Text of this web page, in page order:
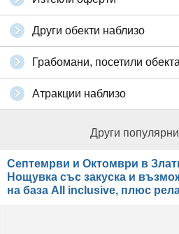
Други обекти наблизо
Грабомани, посетили обекта
Атракции наблизо
Други
Септемрви и Октомври в
Нощувка със закуска и
на база Аll inclusive, плюс